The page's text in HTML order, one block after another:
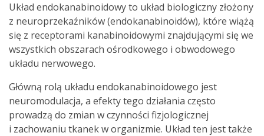
Układ endokanabinoidowy to układ biologiczny złożony
z neuroprzekaźników (endokanabinoidów), które wiążą
się z receptorami kanabinoidowymi znajdującymi się we
wszystkich obszarach ośrodkowego i obwodowego
układu nerwowego.
Główną rolą układu endokanabinoidowego jest
neuromodulacja, a efekty tego działania często
prowadzą do zmian w czynności fizjologicznej
i zachowaniu tkanek w organizmie. Układ ten jest także